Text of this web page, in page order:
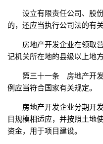
设立有限责任公司、股
的，还应当执行公司法的有关
房地产开发企业在领取
记机关所在地的县级以上地
第三十一条 房地产开
例应当符合国家有关规定。
房地产开发企业分期开
目规模相适应，并按照土地
资金，用于项目建设。